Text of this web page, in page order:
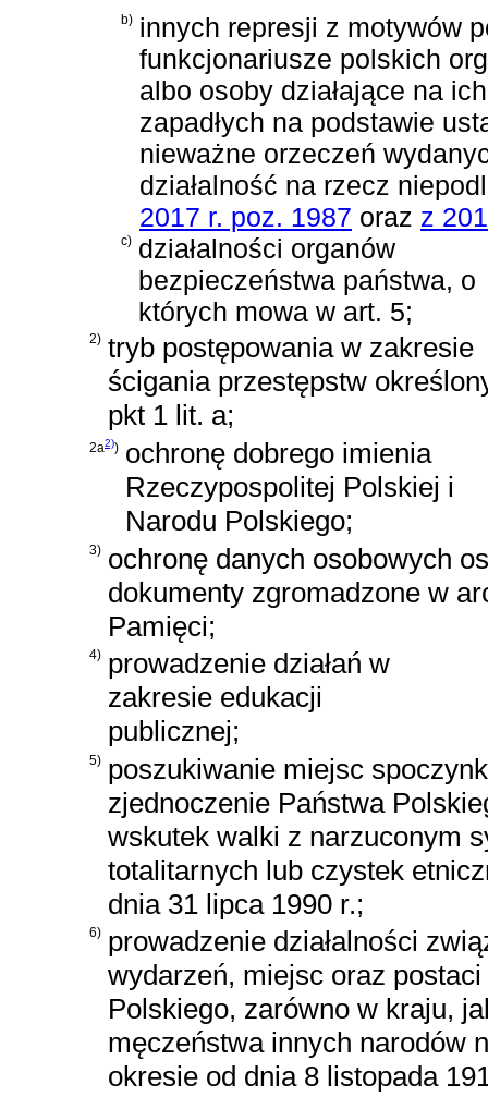
b) innych represji z motywów
funkcjonariusze polskich
albo osoby działające na
zapadłych na podstawie
nieważne orzeczeń
działalność na rzecz
2017 r. poz. 1987 oraz z
c) działalności organów
bezpieczeństwa państwa, o
których mowa w art. 5;
2) tryb postępowania w zakresie
ścigania przestępstw
pkt 1 lit. a;
2a2)) ochronę dobrego imienia
Rzeczypospolitej Polskiej i
Narodu Polskiego;
3) ochronę danych osobowych
dokumenty zgromadzone w
Pamięci;
4) prowadzenie działań w
zakresie edukacji
publicznej;
5) poszukiwanie miejsc
zjednoczenie Państwa
wskutek walki z narzuconym
totalitarnych lub czystek
dnia 31 lipca 1990 r.;
6) prowadzenie działalności
wydarzeń, miejsc oraz
Polskiego, zarówno w kraju,
męczeństwa innych narodów
okresie od dnia 8 listopada